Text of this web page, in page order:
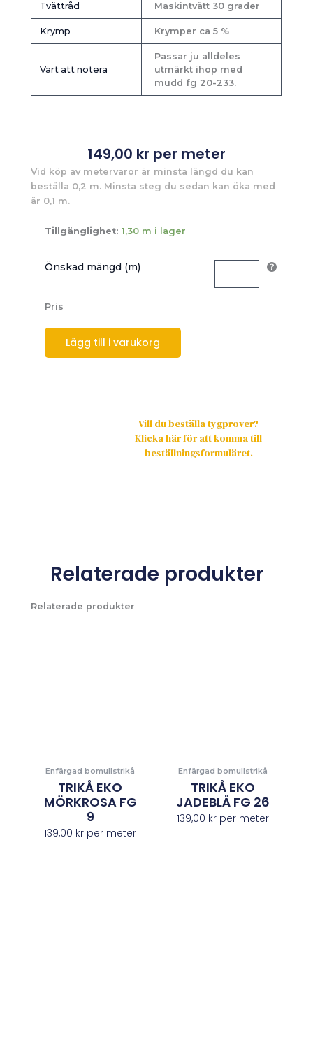
Tvättråd Maskintvätt 30 grader
Krymp Krymper ca 5 %
Värt att notera
Passar ju alldeles
utmärkt ihop med
mudd fg 20-233.
149,00 kr per meter
Vid köp av metervaror är minsta längd du kan
beställa 0,2 m. Minsta steg du sedan kan öka med
är 0,1 m.
Tillgänglighet: 1,30 m i lager
Önskad mängd (m)
Pris
Lägg till i varukorg
Vill du beställa tygprover?
Klicka här för att komma till
beställningsformuläret.
Relaterade produkter
Relaterade produkter
Enfärgad bomullstrikå
TRIKÅ EKO
MÖRKROSA FG
9
139,00 kr per meter
Enfärgad bomullstrikå
TRIKÅ EKO
JADEBLÅ FG 26
139,00 krper meter